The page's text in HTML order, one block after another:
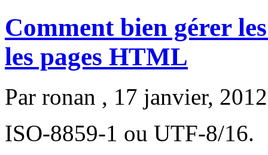
Comment bien gérer
les pages HTML
Par ronan , 17 janvier, 2012
ISO-8859-1 ou UTF-8/16.